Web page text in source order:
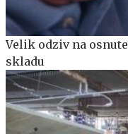
Velik odziv na
skladu